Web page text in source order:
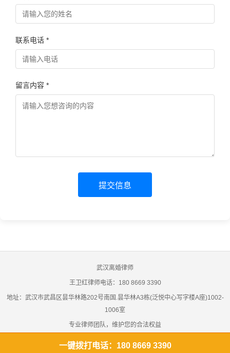
联系电话 *
留言内容 *
提交信息
武汉离婚律师
王卫红律师电话：180 8669 3390
地址：武汉市武昌区昙华林路202号南国.昙华林A3栋(泛悦中心写字楼A座)1002-
1006室
专业律师团队，维护您的合法权益
用我们的专业，为您提供优质的法律服务，为您的权益保驾护航
一键拨打电话：180 8669 3390